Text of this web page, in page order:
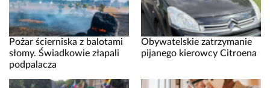
Pożar ścierniska z balotami
słomy. Świadkowie złapali
podpalacza
Obywatelskie zatrzymanie
pijanego kierowcy Citroena